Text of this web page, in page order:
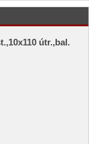
útr.,bal.